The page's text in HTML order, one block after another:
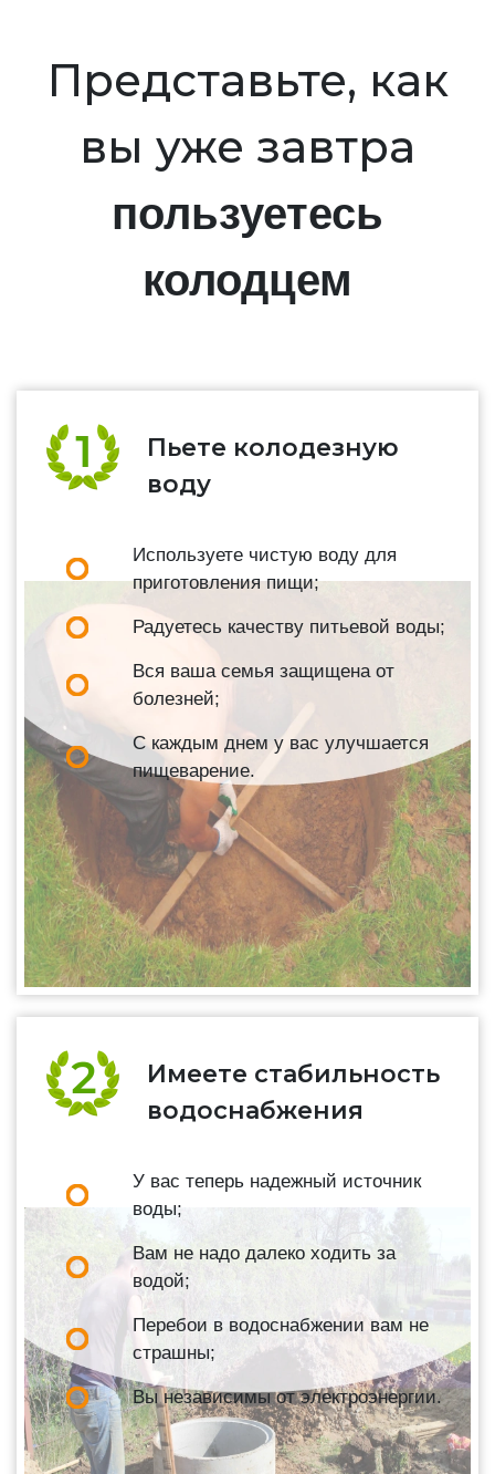
Представьте, как
вы уже завтра
пользуетесь
колодцем
Пьете колодезную
воду
Используете чистую воду для
приготовления пищи;
Радуетесь качеству питьевой воды;
Вся ваша семья защищена от
болезней;
С каждым днем у вас улучшается
пищеварение.
Имеете стабильность
водоснабжения
У вас теперь надежный источник
воды;
Вам не надо далеко ходить за
водой;
Перебои в водоснабжении вам не
страшны;
Вы независимы от электроэнергии.